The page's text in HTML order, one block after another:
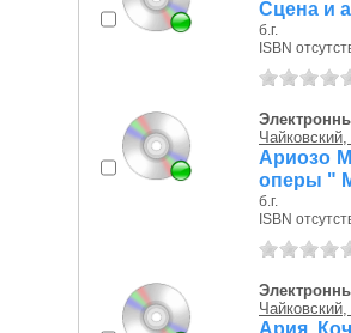
Сцена и
б.г.
ISBN
Ариозо
оперы "
б.г.
ISBN
Ария